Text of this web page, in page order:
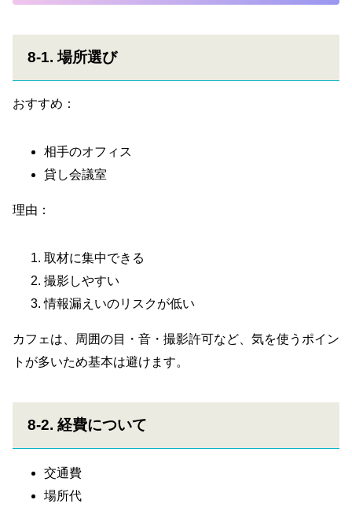
8-1. 場所選び
おすすめ：
相手のオフィス
貸し会議室
理由：
取材に集中できる
撮影しやすい
情報漏えいのリスクが低い
カフェは、周囲の目・音・撮影許可など、気を使うポイン
トが多いため基本は避けます。
8-2. 経費について
交通費
場所代